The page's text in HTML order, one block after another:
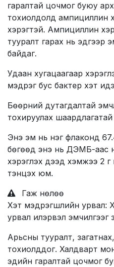
гаралтай цочмог буюу
тохиолдолд ампициллин
хэрэгтэй. Ампициллин
тууралт гарах нь эдгээр
байдаг.
Удаан хугацаагаар
мэдрэг бус бактер хэт
Бөөрний дутагдалтай
тохируулах шаардлагатай
Энэ эм нь нэг флаконд
бөгөөд энэ нь ДЭМБ-аас
хэрэглэх дээд хэмжээ 2
тэнцэх юм.
Гаж нөлөө
Хэт мэдрэгшлийн урвал:
урвал илэрвэл эмчилгээг
Арьсны тууралт, загатнах,
тохиолддог. Халдварт
эдийн гаралтай цочмог